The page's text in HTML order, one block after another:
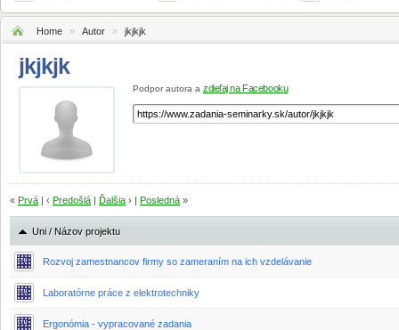
Home » Autor » jkjkjk
jkjkjk
Podpor autora a zdieľaj na Facebooku
« Prvá | ‹ Predošlá | Ďalšia › | Posledná »
Uni / Názov projektu
Rozvoj zamestnancov firmy so zameraním na ich vzdelávanie
Laboratórne práce z elektrotechniky
Ergonómia - vypracované zadania